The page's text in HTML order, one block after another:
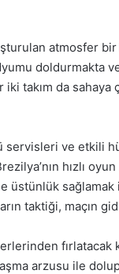
atmosfer bir
doldurmakta
takım da sahaya
servisleri ve etkili
hızlı
üstünlük
taktiği, maçın
arzusu ile